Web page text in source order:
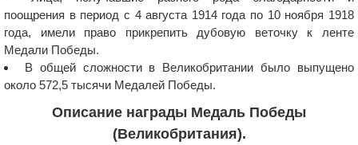
поощрения в период с 4 августа 1914 года по 10 ноября 1918
года, имели право прикрепить дубовую веточку к ленте
Медали Победы.
В общей сложности в Великобритании было выпущено
около 572,5 тысячи Медалей Победы.
Описание награды Медаль Победы
(Великобритания).